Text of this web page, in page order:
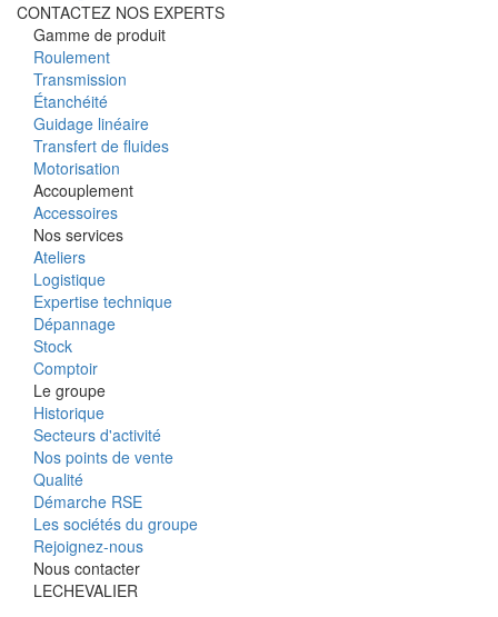
CONTACTEZ NOS EXPERTS
Gamme de produit
Roulement
Transmission
Étanchéité
Guidage linéaire
Transfert de fluides
Motorisation
Accouplement
Accessoires
Nos services
Ateliers
Logistique
Expertise technique
Dépannage
Stock
Comptoir
Le groupe
Historique
Secteurs d'activité
Nos points de vente
Qualité
Démarche RSE
Les sociétés du groupe
Rejoignez-nous
Nous contacter
LECHEVALIER